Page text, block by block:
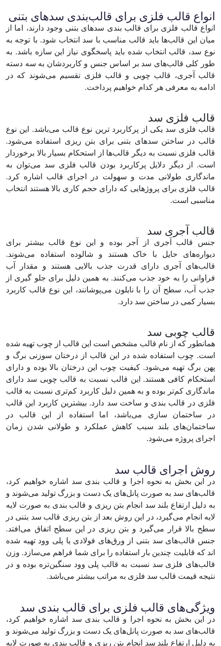
انواع قالب فلزی برای قالب‌بندی سد‌های بتنی
انواع قالب فلزی برای قالب بندی سد‌های بتنی وجود دارند، اما از
میان این قالب‌ها باید قالب مناسب با سد انتخاب شود. با توجه به
نوع سد، قالب انتخاب شده باید پاسخگوی نیاز این سازه باشد. به
طور کلی قالب‌های سد بر اساس جنس و کاربردشان به سه دسته
قالب آجری، قالب چوبی و قالب فلزی تقسیم می‌شوند که در
ادامه به معرفی هر کدام خواهیم پرداخت.
قالب فلزی سد
قالب فلزی سد یکی از پرکاربرد ترین نوع قالب می‌باشد. این نوع
قالب در ساختن سد‌های بتنی برای بتن ریزی استفاده می‌شود.
قالب فلزی نسبت به دیگر قالب‌ها از استحکام بسیار بالا برخوردار
است. از دیگر دلایل پرکاربرد بودن قالب فلزی سد می‌توان به
ماندگاری طولانی مدت و سهولت در اجرای قالب اشاره کرد.
قالب فلزی برای پروژهایی که دارای حجم کاری بالا هستند انتخاب
مناسبی است.
قالب آجری سد
جنس قالب آجری از آجر بوده و این نوع قالب بیشتر برای
دیواره‌های حایل با خاک هستند و شالوده استفاده می‌شوند.
قالب‌های آجری دارای قدرت جذب بالایی هستند و مقدار آب
فراوانی را به خود جذب می‌کنند. به همین دلیل برای جلو گیری از
جذب آب، سطح آن را با نایلون می‌پوشانند، این نوع قالب کاربرد
بسیار کمی در ساختن سد دارد.
قالب چوبی سد
همانطور که از نام قالب مشخص است این قالب از چوب تهیه شده
است. چوب استفاده شده در این قالب از درختان سوزنی برگ و
پهن برگ تهیه می‌شود. کیفیت چوب این درختان بالا بوده و دارای
استحکام کافی هستند. این قالب نسبت به قالب چوبی سد دارای
ماندگاری کم‌تر بوده و به همین دلیل کاربرد کم‌تری نسبت به قالب
فلزی در قالب بندی و ساخت سد دارد. بیشترین کاربرد این قالب
در ساختمان سازی می‌باشد، اما استفاده از این قالب در
ساختمان‌های بلند سبب کاهش عملکرد و طولانی شدن زمان
اجرای پروژه می‌شود.
روش اجرای قالب سد
در این بخش به نحوه اجرا و قالب بندی سد اشاره خواهیم کرد،
قالب‌های سد به صورت پانل‌های یک دست و بزرگ تولید می‌شوند و
به دلیل ارتفاع بلند سد انجام بتن ریزی و قالب بندی به صورت لایه
لایه انجام می‌گیرد، در این روش بعد از بتن ریزی قالب سد بتنی در
سطح بالا قرار می‌گیرد و بتن ریزی در این سطح اتفاق می‌افتد.
جنس‌ قالب‌های سد بتنی از ورق‌های فولادی یا پلی وود تهیه شده
اند که قابلیت چندین بار استفاده را برای شما فراهم می‌سازد. وزن
قالب‌های فلزی سد نسبت به قالب پلی وود سنگین‌تره بوده و در
نتیجه قیمت قالب سد فلزی به مراتب بیشتر می‌باشد.
ویژگی‌های قالب فلزی برای قالب بندی سد
در این بخش به نحوه اجرا و قالب بندی سد اشاره خواهیم کرد،
قالب‌های سد به صورت پانل‌های یک دست و بزرگ تولید می‌شوند و
به دلیل ارتفاع بلند سد انجام بتن ریزی و قالب بندی به صورت لایه